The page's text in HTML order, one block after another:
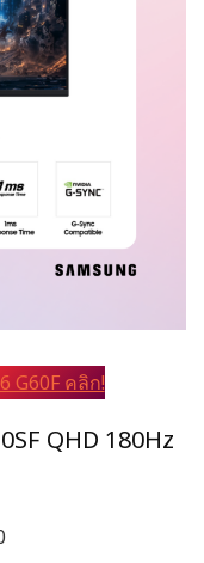
G60F คลิก!
QHD 180Hz